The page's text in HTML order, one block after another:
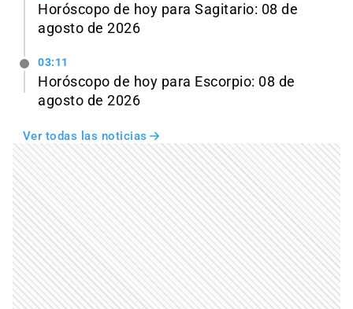
Horóscopo de hoy para Sagitario: 08 de
agosto de 2026
03:11
Horóscopo de hoy para Escorpio: 08 de
agosto de 2026
Ver todas las noticias